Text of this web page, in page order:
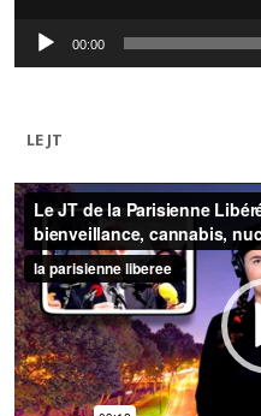
00:00
LE JT
Lecteur
vidéo